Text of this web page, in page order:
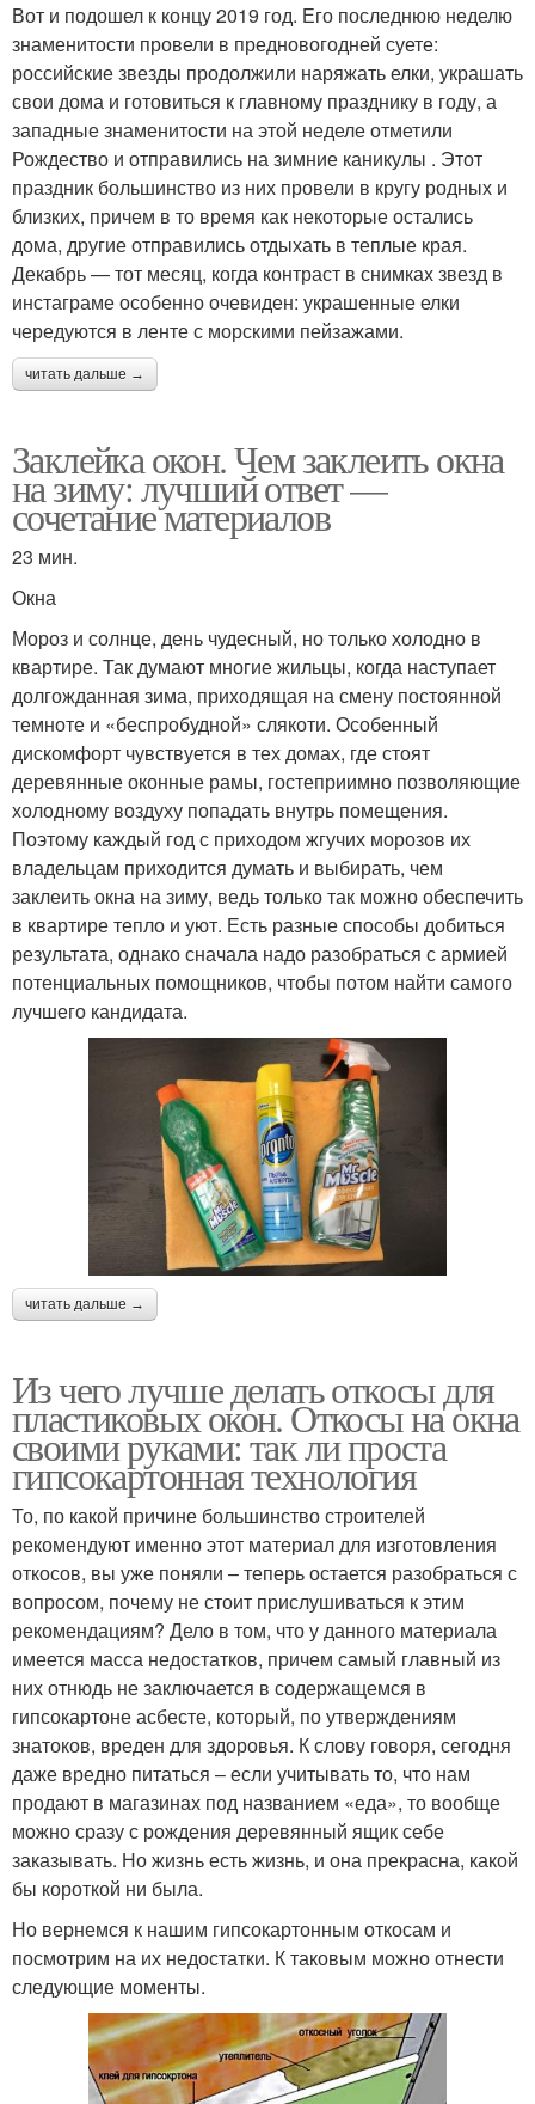
Вот и подошел к концу 2019 год. Его последнюю неделю
знаменитости провели в предновогодней суете:
российские звезды продолжили наряжать елки, украшать
свои дома и готовиться к главному празднику в году, а
западные знаменитости на этой неделе отметили
Рождество и отправились на зимние каникулы . Этот
праздник большинство из них провели в кругу родных и
близких, причем в то время как некоторые остались
дома, другие отправились отдыхать в теплые края.
Декабрь — тот месяц, когда контраст в снимках звезд в
инстаграме особенно очевиден: украшенные елки
чередуются в ленте с морскими пейзажами.
читать дальше →
Заклейка окон. Чем заклеить окна
на зиму: лучший ответ —
сочетание материалов
23 мин.
Окна
Мороз и солнце, день чудесный, но только холодно в
квартире. Так думают многие жильцы, когда наступает
долгожданная зима, приходящая на смену постоянной
темноте и «беспробудной» слякоти. Особенный
дискомфорт чувствуется в тех домах, где стоят
деревянные оконные рамы, гостеприимно позволяющие
холодному воздуху попадать внутрь помещения.
Поэтому каждый год с приходом жгучих морозов их
владельцам приходится думать и выбирать, чем
заклеить окна на зиму, ведь только так можно обеспечить
в квартире тепло и уют. Есть разные способы добиться
результата, однако сначала надо разобраться с армией
потенциальных помощников, чтобы потом найти самого
лучшего кандидата.
читать дальше →
Из чего лучше делать откосы для
пластиковых окон. Откосы на окна
своими руками: так ли проста
гипсокартонная технология
То, по какой причине большинство строителей
рекомендуют именно этот материал для изготовления
откосов, вы уже поняли – теперь остается разобраться с
вопросом, почему не стоит прислушиваться к этим
рекомендациям? Дело в том, что у данного материала
имеется масса недостатков, причем самый главный из
них отнюдь не заключается в содержащемся в
гипсокартоне асбесте, который, по утверждениям
знатоков, вреден для здоровья. К слову говоря, сегодня
даже вредно питаться – если учитывать то, что нам
продают в магазинах под названием «еда», то вообще
можно сразу с рождения деревянный ящик себе
заказывать. Но жизнь есть жизнь, и она прекрасна, какой
бы короткой ни была.
Но вернемся к нашим гипсокартонным откосам и
посмотрим на их недостатки. К таковым можно отнести
следующие моменты.